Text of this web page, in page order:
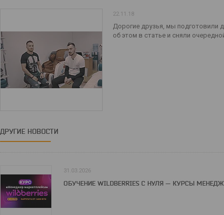
22.11.18
Дорогие друзья, мы подготовили
об этом в статье и сняли
ДРУГИЕ НОВОСТИ
31.03.2026
ОБУЧЕНИЕ WILDBERRIES С НУЛЯ — КУРСЫ